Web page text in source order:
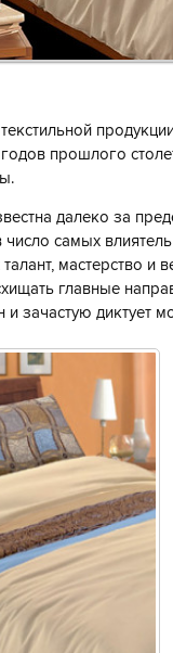
годов прошлого
далеко за
число самых
мастерство и
главные
и зачастую